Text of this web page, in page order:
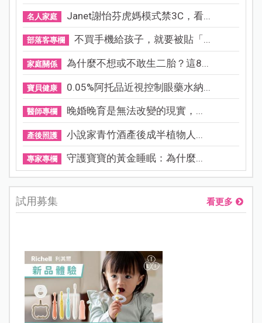
名人家庭 Janet謝怡芬虎媽模式禁3C，看...
部落客專欄 不買手機給孩子，就要被貼「...
家庭關係 為什麼不想或不敢生二胎？這8...
寶貝健康 0.05%阿托品近視控制眼藥水納...
醫師專欄 晚婚晚育是無法改變的現實，...
產後照護 小說家青竹酒產後成半植物人...
專家專欄 守護寶寶的黃金睡眠：為什麼...
試用募集 看更多